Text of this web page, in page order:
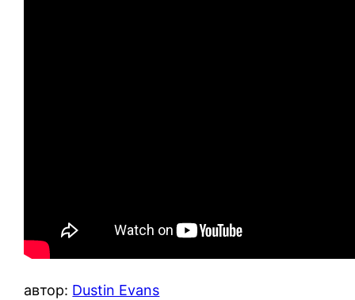
автор: Dustin Evans